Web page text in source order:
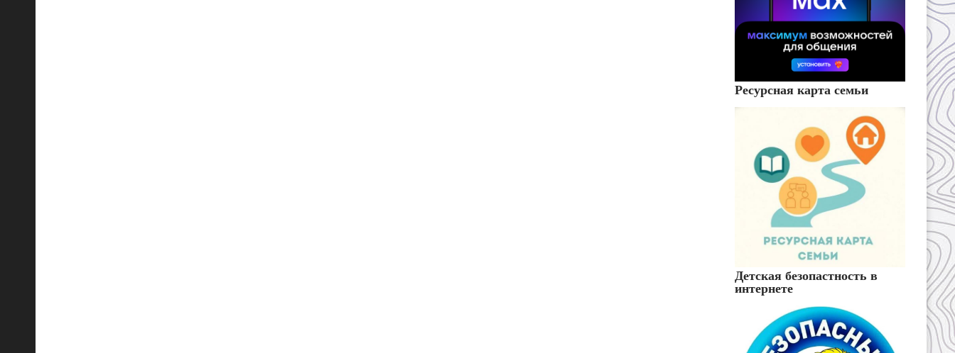
Ресурсная карта семьи
Детская безопастность в
интернете